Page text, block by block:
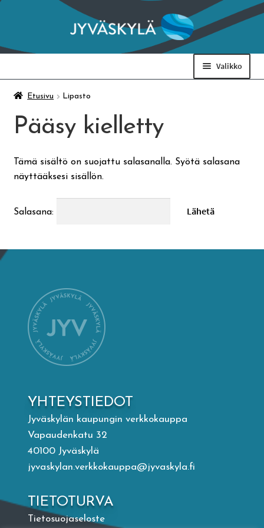
Siirry
navigointiin
Siirry
sisältöön
Valikko
Taidemuseo & Ratamo
Suomen käsityön museo
Skeittihalli
Taideapteekki
Kirjasto
Valon Kaupunki
Lasten Lysti & LystiKylä-festivaali
English
Etusivu Lipasto
Pääsy kielletty
Tämä sisältö on suojattu salasanalla. Syötä salasana
näyttääksesi sisällön.
Salasana:
YHTEYSTIEDOT
Jyväskylän kaupungin verkkokauppa
Vapaudenkatu 32
40100 Jyväskylä
jyvaskylan.verkkokauppa@jyvaskyla.fi
TIETOTURVA
Tietosuojaseloste